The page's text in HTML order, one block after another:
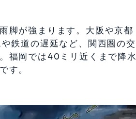
脚が強まります。大阪や京都
鉄道の遅延など、関西圏の交
福岡では40ミリ近くまで降水
す。